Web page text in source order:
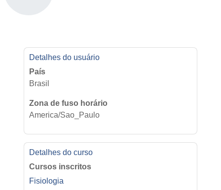
Perfil de usuário
Detalhes do usuário
País
Brasil
Zona de fuso horário
America/Sao_Paulo
Detalhes do curso
Cursos inscritos
Fisiologia